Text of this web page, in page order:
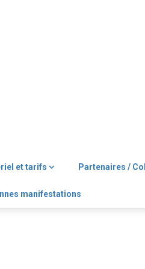
et tarifs Partenaires /
manifestations